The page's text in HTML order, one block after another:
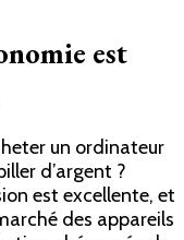
est
un ordinateur
d’argent ?
est excellente, et
des appareils